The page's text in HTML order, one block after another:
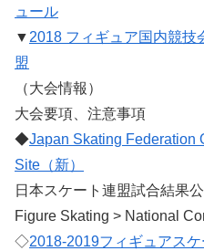
ュール
▼ 2018 フィギュア国内競技
盟
（大会情報）
大会要項、注意事項
◆Japan Skating Federation
Site（新）
日本スケート連盟試合結果
Figure Skating > National
◇2018-2019フィギュアス